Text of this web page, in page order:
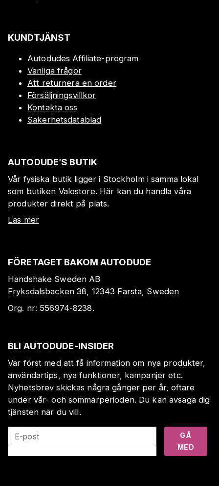
KUNDTJÄNST
Autodudes Affiliate-program
Vanliga frågor
Att returnera en order
Försäljningsvillkor
Kontakta oss
Säkerhetsdatablad
AUTODUDE’S BUTIK
Vår fysiska butik ligger i Stockholm i samma lokal
som butiken Valostore. Här kan du handla våra
produkter direkt på plats.
Läs mer
FÖRETAGET BAKOM AUTODUDE
Handshake Sweden AB
Fryksdalsbacken 38, 12343 Farsta, Sweden
Org. nr: 556974-8238.
BLI AUTODUDE-INSIDER
Var först med att få information om nya produkter,
användartips, nya funktioner, kampanjer etc.
Nyhetsbrev skickas några gånger per år, oftare
under vår- och sommarperioden. Du kan avsäga dig
tjänsten när du vill.
E-post
GÅ
MED